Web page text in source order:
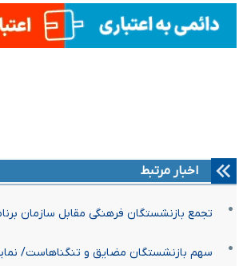
اخبار مرتبط
تجمع بازنشستگان فرهنگی مقابل سازمان
سهم بازنشستگان مضایق و تنگناهاست/